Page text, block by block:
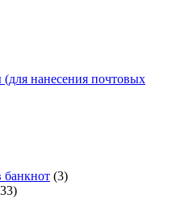
нанесения почтовых
банкнот (3)